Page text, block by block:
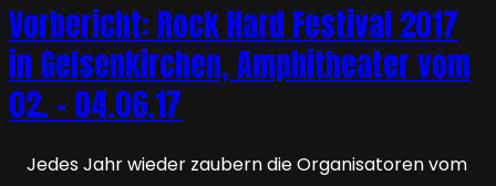
Vorbericht: Rock Hard Festival 2017
in Gelsenkirchen, Amphitheater vom
02. – 04.06.17
Jedes Jahr wieder zaubern die Organisatoren vom